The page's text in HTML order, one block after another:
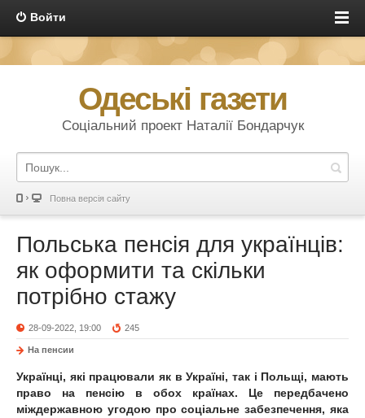
Войти
Одеські газети
Соціальний проект Наталії Бондарчук
Повна версія сайту
Польська пенсія для українців:
як оформити та скільки
потрібно стажу
28-09-2022, 19:00 245
На пенсии
Українці, які працювали як в Україні, так і Польщі, мають
право на пенсію в обох країнах. Це передбачено
міждержавною угодою про соціальне забезпечення, яка